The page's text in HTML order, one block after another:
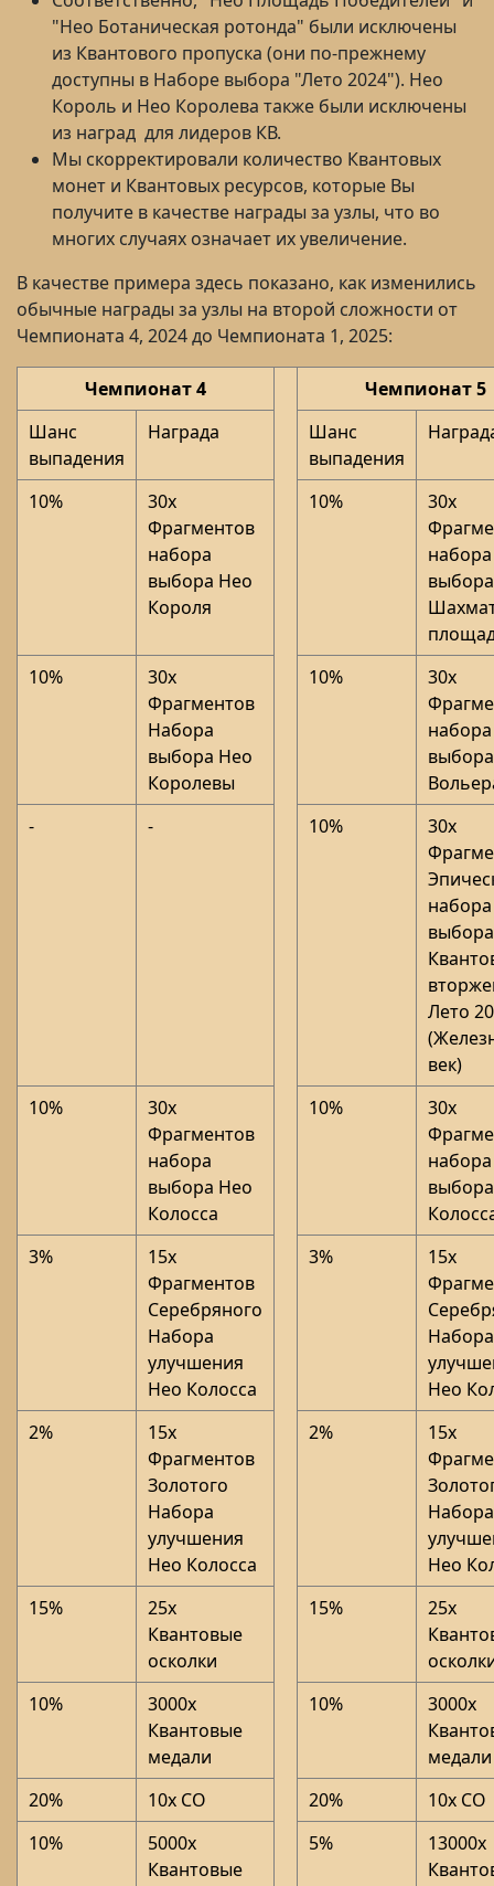
"Нео Ботаническая ротонда" были исключены
из Квантового пропуска (они по-прежнему
доступны в Наборе выбора "Лето 2024"). Нео
Король и Нео Королева также были исключены
из наград для лидеров КВ.
Мы скорректировали количество Квантовых
монет и Квантовых ресурсов, которые Вы
получите в качестве награды за узлы, что во
многих случаях означает их увеличение.
В качестве примера здесь показано, как изменились
обычные награды за узлы на второй сложности от
Чемпионата 4, 2024 до Чемпионата 1, 2025:
Чемпионат 4
Чемпионат 5
Шанс
выпадения
Награда
Шанс
выпадения
10%
30x
Фрагментов
набора
выбора Нео
Короля
10%
30x
набора
10%
30x
Фрагментов
Набора
выбора Нео
Королевы
10%
30x
набора
-
- 10%
30x
набора
выбора
Лето
век)
10%
30x
Фрагментов
набора
выбора Нео
Колосса
10%
30x
набора
3%
15x
Фрагментов
Серебряного
Набора
улучшения
Нео Колосса
3%
15x
Набора
Нео
2%
15x
Фрагментов
Золотого
Набора
улучшения
Нео Колосса
2%
15x
Набора
Нео
15%
25x
Квантовые
осколки
15%
25x
10%
3000x
Квантовые
медали
10%
3000x
медали
20%
10x СО 20%
10x СО
10%
5000x
Квантовые
5%
13000x